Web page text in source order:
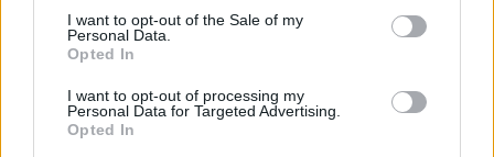
consent section.
I want to opt-out of the Sale of my
Personal Data.
Opted In
I want to opt-out of processing my
Personal Data for Targeted Advertising.
Opted In
Per maggiori dettagli consultate la nostra
Guida
all'acquisto.